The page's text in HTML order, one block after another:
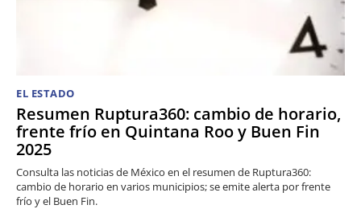
EL ESTADO
Resumen Ruptura360: cambio de horario,
frente frío en Quintana Roo y Buen Fin
2025
Consulta las noticias de México en el resumen de Ruptura360:
cambio de horario en varios municipios; se emite alerta por frente
frío y el Buen Fin.